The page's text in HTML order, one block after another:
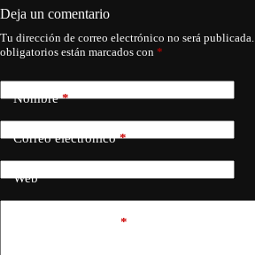
Deja un comentario
Tu dirección de correo electrónico no será publicada.
obligatorios están marcados con *
Nombre*
Correo electrónico*
Web
*